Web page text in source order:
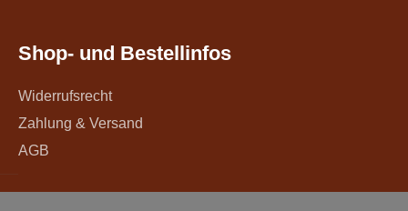
Shop- und Bestellinfos
Widerrufsrecht
Zahlung & Versand
AGB